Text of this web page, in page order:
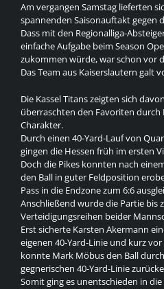
Am vergangen Samstag lieferten
spannenden Saisonauftakt gegen
Dass mit den Regionalliga-
einfache Aufgabe beim Season
zukommen würde, war schon vor
Das Team aus Kaiserslautern galt
Die Kassel Titans zeigten sich
überraschten den Favoriten durch
Charakter.
Durch einen 40-Yard-Lauf von
gingen die Hessen früh im ersten
Doch die Pikes konnten nach
den Ball in guter Feldposition
Pass in die Endzone zum 6:6
Anschließend wurde die Partie bis
Verteidigungsreihen beider
Erst sicherte Karsten Akermann
eigenen 40-Yard-Linie und kurz
konnte Mark Möbus den Ball
gegnerischen 40-Yard-Linie
Somit ging es unentschieden in